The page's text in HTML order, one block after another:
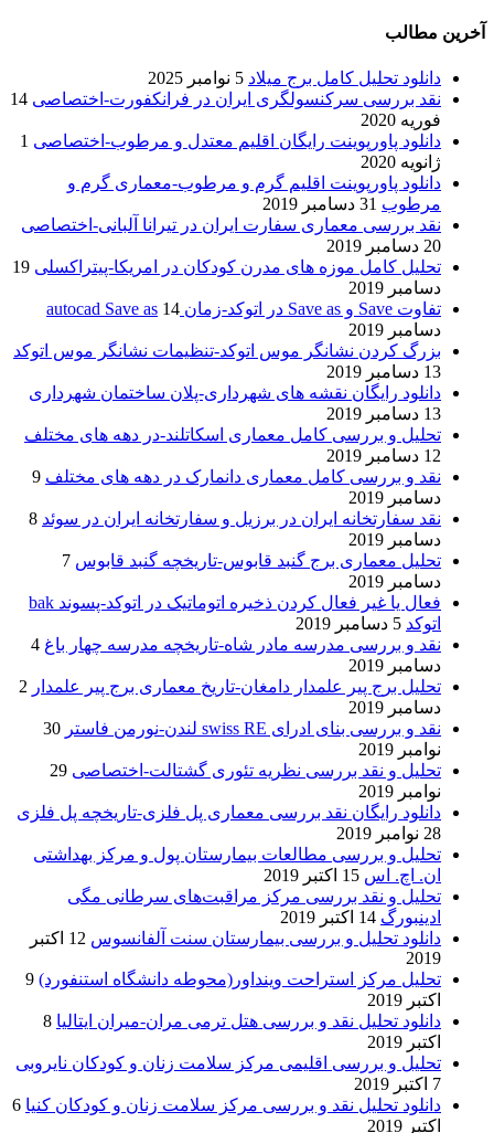
آخرین مطالب
دانلود تحلیل کامل برج میلاد 5 نوامبر 2025
نقد بررسی سرکنسولگری ایران در فرانکفورت-اختصاصی 14
فوریه 2020
دانلود پاورپوینت رایگان اقلیم معتدل و مرطوب-اختصاصی 1
ژانویه 2020
دانلود پاورپوینت اقلیم گرم و مرطوب-معماری گرم و
مرطوب 31 دسامبر 2019
نقد بررسی معماری سفارت ایران در تیرانا آلبانی-اختصاصی
20 دسامبر 2019
تحلیل کامل موزه های مدرن کودکان در امریکا-پیتراکسلی 19
دسامبر 2019
تفاوت Save و Save as در اتوکد-زمان autocad Save as
14
دسامبر 2019
بزرگ کردن نشانگر موس اتوکد-تنظیمات نشانگر موس اتوکد
13 دسامبر 2019
دانلود رایگان نقشه های شهرداری-پلان ساختمان شهرداری
13 دسامبر 2019
تحلیل و بررسی کامل معماری اسکاتلند-در دهه های مختلف
12 دسامبر 2019
نقد و بررسی کامل معماری دانمارک در دهه های مختلف 9
دسامبر 2019
نقد سفارتخانه ایران در برزیل و سفارتخانه ایران در سوئد 8
دسامبر 2019
تحلیل معماری برج گنبد قابوس-تاریخچه گنبد قابوس 7
دسامبر 2019
فعال یا غیر فعال کردن ذخیره اتوماتیک در اتوکد-پسوند bak
اتوکد 5 دسامبر 2019
نقد و بررسی مدرسه مادر شاه-تاریخچه مدرسه چهار باغ 4
دسامبر 2019
تحلیل برج پیر علمدار دامغان-تاریخ معماری برج پیر علمدار 2
دسامبر 2019
نقد و بررسی بنای ادرای swiss RE لندن-نورمن فاستر
30
نوامبر 2019
تحلیل و نقد بررسی نظریه تئوری گشتالت-اختصاصی 29
نوامبر 2019
دانلود رایگان نقد بررسی معماری پل فلزی-تاریخچه پل فلزی
28 نوامبر 2019
تحلیل و بررسی مطالعات بیمارستان پول و مرکز بهداشتی
ان. اچ. اس 15 اکتبر 2019
تحلیل و نقد بررسی مرکز مراقبت‌های سرطانی مگی
ادینبورگ 14 اکتبر 2019
دانلود تحلیل و بررسی بیمارستان سنت آلفانسوس
12 اکتبر
2019
تحلیل مرکز استراحت وینداور(محوطه دانشگاه استنفورد) 9
اکتبر 2019
دانلود تحلیل نقد و بررسی هتل ترمی مران-میران ایتالیا 8
اکتبر 2019
تحلیل و بررسی اقلیمی مرکز سلامت زنان و کودکان نایروبی
7 اکتبر 2019
دانلود تحلیل نقد و بررسی مرکز سلامت زنان و کودکان کنیا 6
اکتبر 2019